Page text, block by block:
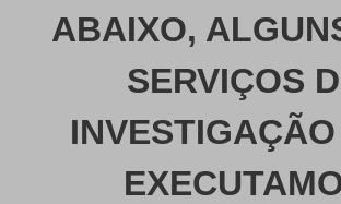
ABAIXO,
SERVIÇOS